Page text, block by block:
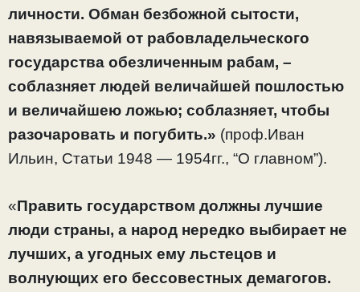
личности. Обман безбожной сытости,
навязываемой от рабовладельческого
государства обезличенным рабам, –
соблазняет людей величайшей пошлостью
и величайшею ложью; соблазняет, чтобы
разочаровать и погубить.» (проф.Иван
Ильин, Статьи 1948 — 1954гг., “О главном”).
«Править государством должны лучшие
люди страны, а народ нередко выбирает не
лучших, а угодных ему льстецов и
волнующих его бессовестных демагогов.